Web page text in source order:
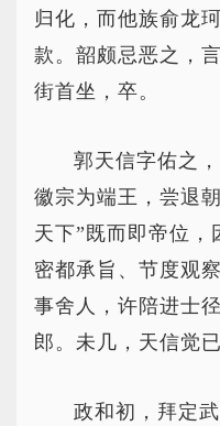
归化，而他族俞龙
款。韶颇忌恶之，
街首坐，卒。
郭天信字佑之
徽宗为端王，尝退
天下”既而即帝位，
密都承旨、节度观
事舍人，许陪进士
郎。未几，天信觉
政和初，拜定